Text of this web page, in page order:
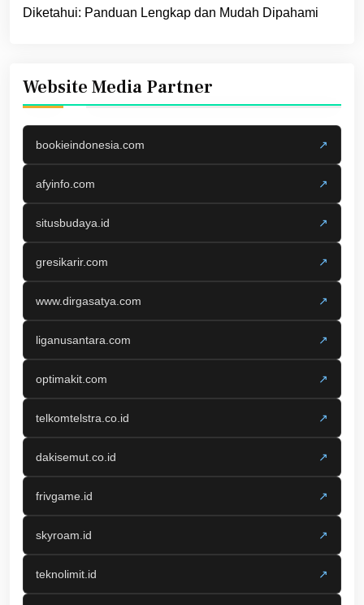
Diketahui: Panduan Lengkap dan Mudah Dipahami
Website Media Partner
bookieindonesia.com ↗
afyinfo.com ↗
situsbudaya.id ↗
gresikarir.com ↗
www.dirgasatya.com ↗
liganusantara.com ↗
optimakit.com ↗
telkomtelstra.co.id ↗
dakisemut.co.id ↗
frivgame.id ↗
skyroam.id ↗
teknolimit.id ↗